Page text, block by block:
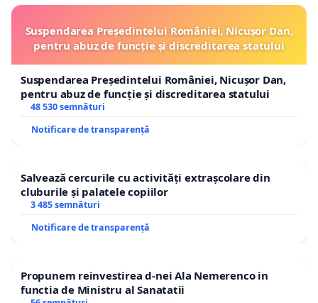
Suspendarea Președintelui României, Nicușor Dan,
pentru abuz de funcție și discreditarea statului
Suspendarea Președintelui României, Nicușor Dan,
pentru abuz de funcție și discreditarea statului
48 530 semnături
Notificare de transparență
Salvează cercurile cu activități extrașcolare din
cluburile și palatele copiilor
3 485 semnături
Notificare de transparență
Propunem reinvestirea d-nei Ala Nemerenco in
functia de Ministru al Sanatatii